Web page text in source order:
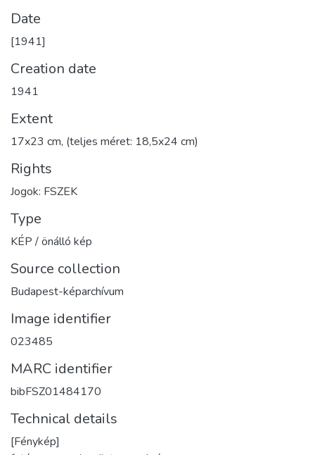
Date
[1941]
Creation date
1941
Extent
17x23 cm, (teljes méret: 18,5x24 cm)
Rights
Jogok: FSZEK
Type
KÉP / önálló kép
Source collection
Budapest-képarchívum
Image identifier
023485
MARC identifier
bibFSZ01484170
Technical details
[Fénykép]